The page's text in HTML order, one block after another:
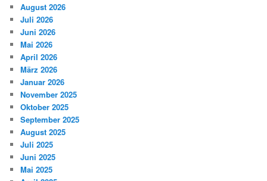
August 2026
Juli 2026
Juni 2026
Mai 2026
April 2026
März 2026
Januar 2026
November 2025
Oktober 2025
September 2025
August 2025
Juli 2025
Juni 2025
Mai 2025